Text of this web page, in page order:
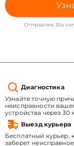
Отправляя, Вы
Диагностика
Узнайте точную
неисправности
устройства через 30
Выезд курьера
Бесплатный курьер,
заберет неисправное